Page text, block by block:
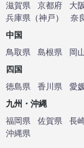
滋賀県
京都府 大
兵庫県 （神戸） 奈
中国
鳥取県
島根県 岡
四国
徳島県
香川県 愛
九州・沖縄
福岡県
佐賀県 長
沖縄県